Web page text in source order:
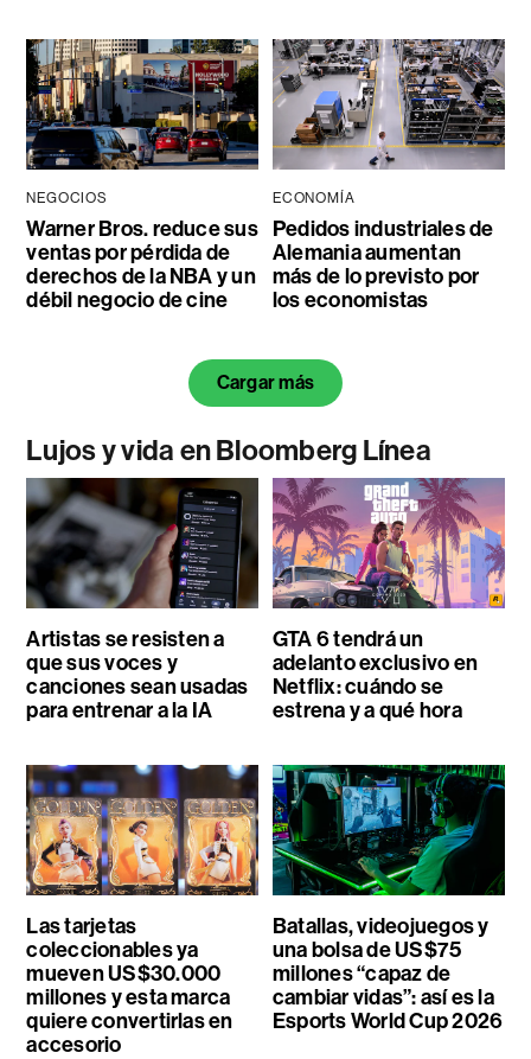
NEGOCIOS
Warner Bros. reduce sus
ventas por pérdida de
derechos de la NBA y un
débil negocio de cine
ECONOMÍA
Pedidos industriales de
Alemania aumentan
más de lo previsto por
los economistas
Cargar más
Lujos y vida en Bloomberg Línea
Artistas se resisten a
que sus voces y
canciones sean usadas
para entrenar a la IA
GTA 6 tendrá un
adelanto exclusivo en
Netflix: cuándo se
estrena y a qué hora
Las tarjetas
coleccionables ya
mueven US$30.000
millones y esta marca
quiere convertirlas en
accesorio
Batallas, videojuegos y
una bolsa de US$75
millones “capaz de
cambiar vidas”: así es la
Esports World Cup 2026